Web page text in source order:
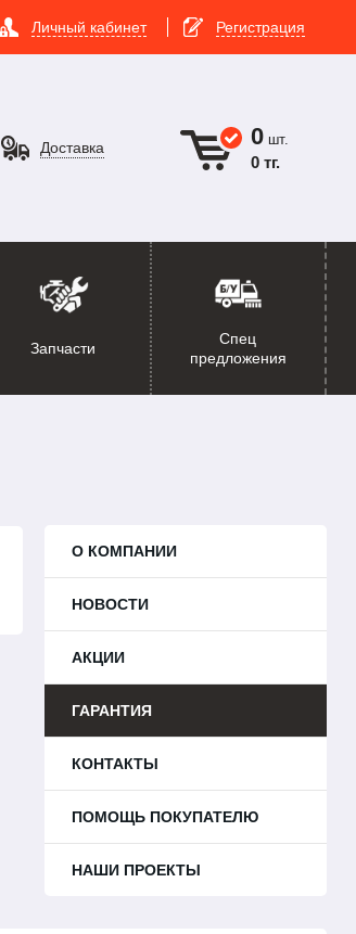
Личный кабинет Регистрация
Доставка 0 шт.
0 тг.
Запчасти
Спец
предложения
О КОМПАНИИ
НОВОСТИ
АКЦИИ
ГАРАНТИЯ
КОНТАКТЫ
ПОМОЩЬ ПОКУПАТЕЛЮ
НАШИ ПРОЕКТЫ